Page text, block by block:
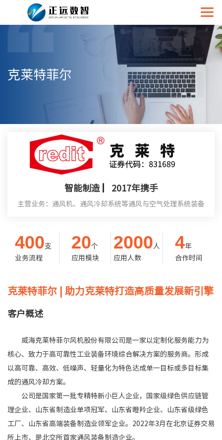
克莱特菲尔
智能制造 ▏2017年携手
主营业务：通风机、通风冷却系统等通风与空气处理系统装备
400支
业务流程
20个
应用模块
2000 人
应用人数
4年
合作时间
克莱特菲尔 助力克莱特打造高质量发展新引擎
客户概述
威海克莱特菲尔风机股份有限公司是一家以定制化服务能力为
核心、致力于高可靠性工业装备环境综合解决方案的服务商。形成
以高可靠、高效、低噪声、轻量化为特色达成单一目标或多目标集
成的通风冷却方案。
公司是国家第一批专精特新小巨人企业，国家级绿色供应链管
理企业、山东省制造业单项冠军、山东省瞪羚企业、山东省级绿色
工厂、山东省高端装备制造业领军企业。2022年3月在北京证券交易
所上市，是北交所首家通风装备制造企业。